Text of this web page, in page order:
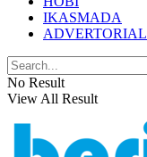
IKASMADA
ADVERTORIAL
No Result
View All Result